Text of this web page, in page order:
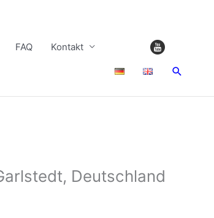
FAQ Kontakt
Suchen
Deutschland